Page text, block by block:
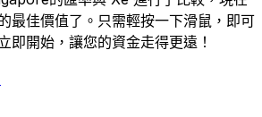
最佳價值了。只需輕按一下滑鼠，即可
開始，讓您的資金走得更遠！